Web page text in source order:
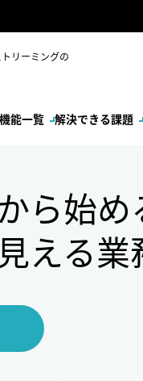
リーミングの
能一覧 解決できる課題
ら始め
える